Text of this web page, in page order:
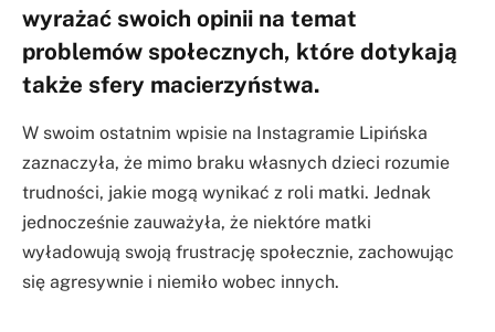
wyrażać swoich opinii na temat
problemów społecznych, które dotykają
także sfery macierzyństwa.
W swoim ostatnim wpisie na Instagramie Lipińska
zaznaczyła, że mimo braku własnych dzieci rozumie
trudności, jakie mogą wynikać z roli matki. Jednak
jednocześnie zauważyła, że niektóre matki
wyładowują swoją frustrację społecznie, zachowując
się agresywnie i niemiło wobec innych.